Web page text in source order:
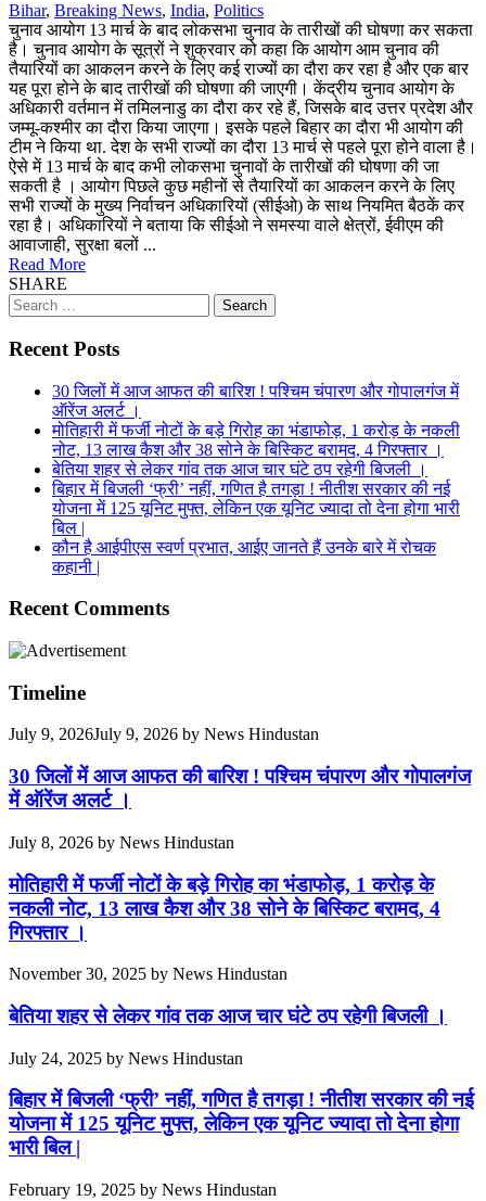
Bihar, Breaking News, India, Politics
चुनाव आयोग 13 मार्च के बाद लोकसभा चुनाव के तारीखों की घोषणा कर सकता
है। चुनाव आयोग के सूत्रों ने शुक्रवार को कहा कि आयोग आम चुनाव की
तैयारियों का आकलन करने के लिए कई राज्यों का दौरा कर रहा है और एक बार
यह पूरा होने के बाद तारीखों की घोषणा की जाएगी। केंद्रीय चुनाव आयोग के
अधिकारी वर्तमान में तमिलनाडु का दौरा कर रहे हैं, जिसके बाद उत्तर प्रदेश और
जम्मू-कश्मीर का दौरा किया जाएगा। इसके पहले बिहार का दौरा भी आयोग की
टीम ने किया था. देश के सभी राज्यों का दौरा 13 मार्च से पहले पूरा होने वाला है।
ऐसे में 13 मार्च के बाद कभी लोकसभा चुनावों के तारीखों की घोषणा की जा
सकती है । आयोग पिछले कुछ महीनों से तैयारियों का आकलन करने के लिए
सभी राज्यों के मुख्य निर्वाचन अधिकारियों (सीईओ) के साथ नियमित बैठकें कर
रहा है। अधिकारियों ने बताया कि सीईओ ने समस्या वाले क्षेत्रों, ईवीएम की
आवाजाही, सुरक्षा बलों ...
Read More
SHARE
Search
for:
Recent Posts
30 जिलों में आज आफत की बारिश ! पश्चिम चंपारण और गोपालगंज में
ऑरेंज अलर्ट ।
मोतिहारी में फर्जी नोटों के बड़े गिरोह का भंडाफोड़, 1 करोड़ के नकली
नोट, 13 लाख कैश और 38 सोने के बिस्किट बरामद, 4 गिरफ्तार ।
बेतिया शहर से लेकर गांव तक आज चार घंटे ठप रहेगी बिजली ।
बिहार में बिजली ‘फ्री’ नहीं, गणित है तगड़ा ! नीतीश सरकार की नई
योजना में 125 यूनिट मुफ्त, लेकिन एक यूनिट ज्यादा तो देना होगा भारी
बिल |
कौन है आईपीएस स्वर्ण प्रभात, आईए जानते हैं उनके बारे में रोचक
कहानी |
Recent Comments
Timeline
July 9, 2026July 9, 2026 by News Hindustan
30 जिलों में आज आफत की बारिश ! पश्चिम चंपारण और गोपालगंज
में ऑरेंज अलर्ट ।
July 8, 2026 by News Hindustan
मोतिहारी में फर्जी नोटों के बड़े गिरोह का भंडाफोड़, 1 करोड़ के
नकली नोट, 13 लाख कैश और 38 सोने के बिस्किट बरामद, 4
गिरफ्तार ।
November 30, 2025 by News Hindustan
बेतिया शहर से लेकर गांव तक आज चार घंटे ठप रहेगी बिजली ।
July 24, 2025 by News Hindustan
बिहार में बिजली ‘फ्री’ नहीं, गणित है तगड़ा ! नीतीश सरकार की नई
योजना में 125 यूनिट मुफ्त, लेकिन एक यूनिट ज्यादा तो देना होगा
भारी बिल |
February 19, 2025 by News Hindustan